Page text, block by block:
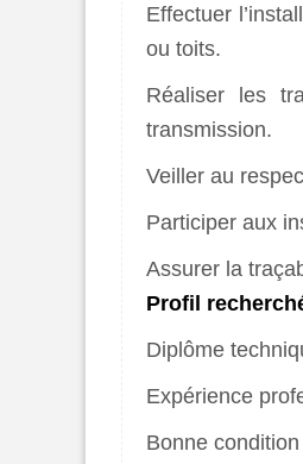
Effectuer
ou toits.
Réaliser les
transmission.
Veiller au
Participer aux
Assurer la
Profil
Diplôme
Expérience
Bonne